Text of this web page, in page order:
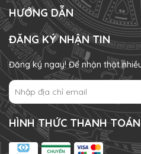
HƯỚNG DẪN
ĐĂNG KÝ NHẬN TIN
Đăng ký ngay! Để nhận thật
HÌNH THỨC THANH TOÁN